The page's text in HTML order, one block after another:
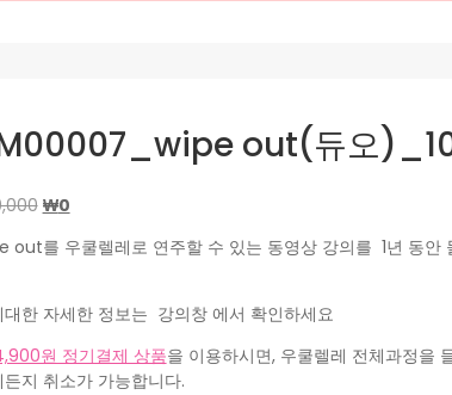
out(듀오
원
가
₩10,000.
₩0현
가
₩0.
out를 우쿨렐레로 연주할 수 있는 동영상 강의를 1년 동안
대한 자세한 정보는 강의창 에서 확인하세요
원 정기결제 상품을 이용하시면, 우쿨렐레 전체과정을
든지 취소가 가능합니다.